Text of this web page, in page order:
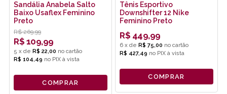
Sandália Anabela Salto
Baixo Usaflex Feminino
Preto
R$ 269,99
R$ 109,99
5 x de R$ 22,00
R$ 104,49 no PIX
COMPRAR
Tênis Esportivo
Downshifter 12 Nike
Feminino Preto
R$ 449,99
6 x de R$ 75,00
R$ 427,49 no PIX
COMPRAR